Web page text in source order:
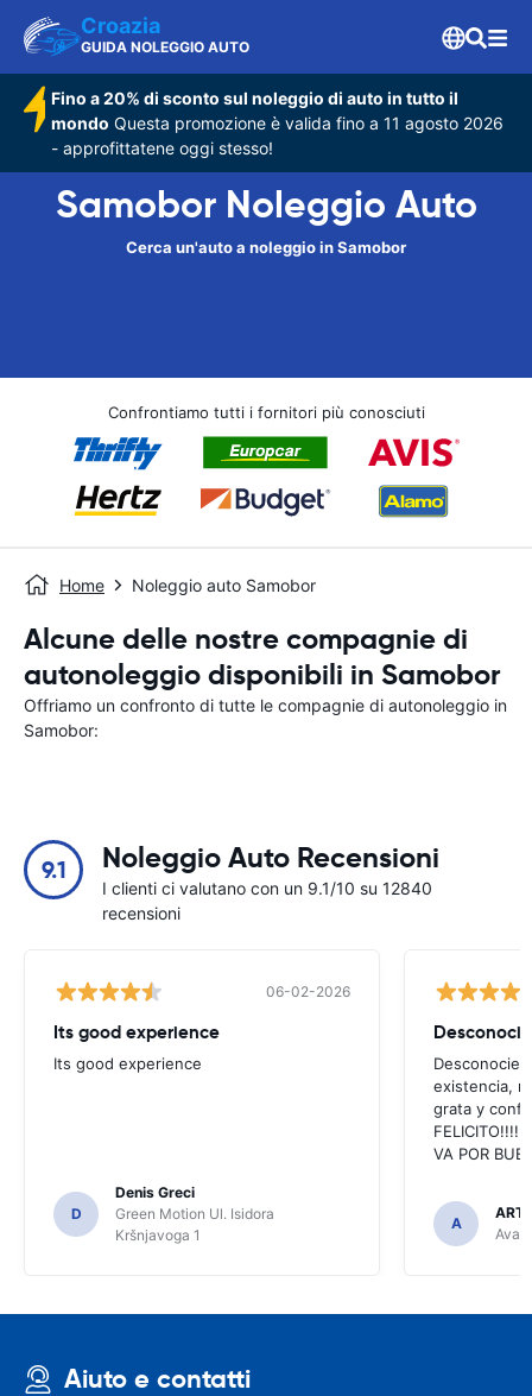
Croazia
GUIDA NOLEGGIO AUTO
Fino a 20% di sconto sul noleggio di auto in tutto il
mondo Questa promozione è valida fino a 11 agosto 2026
- approfittatene oggi stesso!
Samobor Noleggio Auto
Cerca un'auto a noleggio in Samobor
Confrontiamo tutti i fornitori più conosciuti
Home Noleggio auto Samobor
Alcune delle nostre compagnie di
autonoleggio disponibili in Samobor
Offriamo un confronto di tutte le compagnie di autonoleggio in
Samobor:
9.1 Noleggio Auto Recensioni
I clienti ci valutano con un 9.1/10 su 12840
recensioni
06-02-2026
Its good experience
Its good experience
D
Denis Greci
Green Motion Ul. Isidora
Kršnjavoga 1
existencia,
grata y
FELICITO!!!!,
VA POR
A
Aiuto e contatti